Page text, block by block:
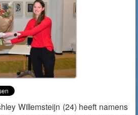
Willemsteijn (24) heeft namens